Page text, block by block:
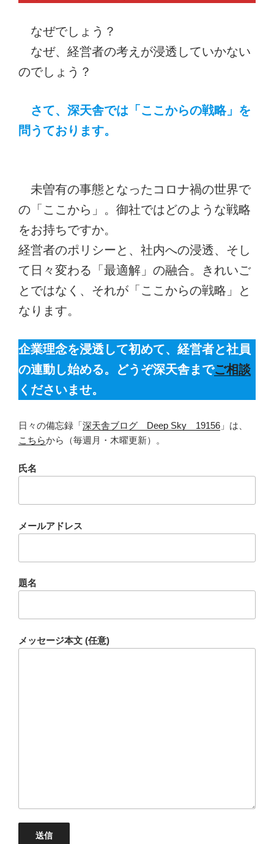
なぜでしょう？
なぜ、経営者の考えが浸透していかない
のでしょう？
さて、深天舎では「ここからの戦略」を
問うております。
未曽有の事態となったコロナ禍の世界で
の「ここから」。御社ではどのような戦略
をお持ちですか。
経営者のポリシーと、社内への浸透、そし
て日々変わる「最適解」の融合。きれいご
とではなく、それが「ここからの戦略」と
なります。
企業理念を浸透して初めて、経営者と社員
の連動し始める。どうぞ深天舎までご相談
くださいませ。
日々の備忘録「深天舎ブログ Deep Sky 19156 」は、
こちらから（毎週月・木曜更新）。
氏名
メールアドレス
題名
メッセージ本文 (任意)